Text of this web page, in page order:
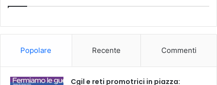
k
Popolare Recente Commenti
Cgil e reti promotrici in piazza: